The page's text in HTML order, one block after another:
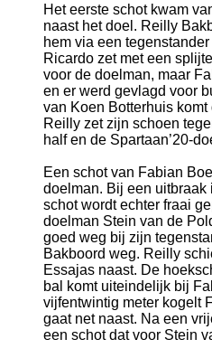
Het eerste schot kwam
naast het doel. Reilly
hem via een
Ricardo zet met een
voor de doelman, maar
en er werd gevlagd voor
van Koen Botterhuis
Reilly zet zijn schoen
half en de Spartaan’20-
Een schot van Fabian
doelman. Bij een uitbraak
schot wordt echter fraai
doelman Stein van de
goed weg bij zijn
Bakboord weg. Reilly
Essajas naast. De
bal komt uiteindelijk bij
vijfentwintig meter kogelt
gaat net naast. Na een
een schot dat voor Stein